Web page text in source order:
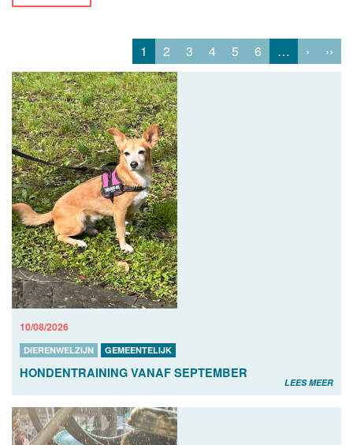
1 2 3 4 5 6 … › ››
10/08/2026
DIERENWELZIJN GEMEENTELIJK
HONDENTRAINING VANAF SEPTEMBER
LEES MEER